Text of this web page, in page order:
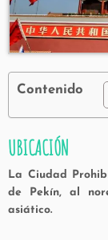
Contenido
UBICACIÓN
La Ciudad
de Pekín, al
asiático.